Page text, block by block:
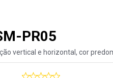
PR05
vertical e horizontal, cor